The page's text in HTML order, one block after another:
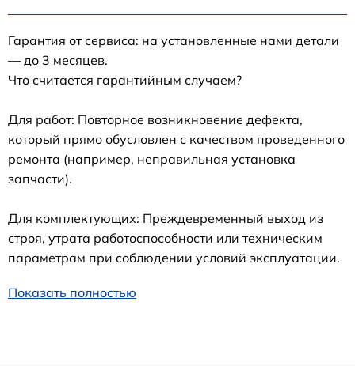
Гарантия от сервиса: на установленные нами детали
— до 3 месяцев.
Что считается гарантийным случаем?
Для работ: Повторное возникновение дефекта,
который прямо обусловлен с качеством проведенного
ремонта (например, неправильная установка
запчасти).
Для комплектующих: Преждевременный выход из
строя, утрата работоспособности или техническим
параметрам при соблюдении условий эксплуатации.
Показать полностью